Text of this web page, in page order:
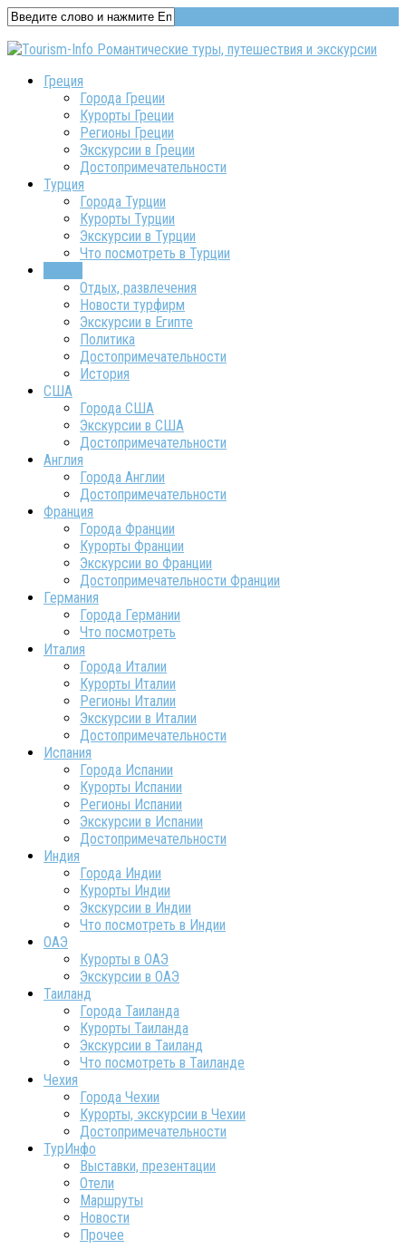
Греция
Города Греции
Курорты Греции
Регионы Греции
Экскурсии в Греции
Достопримечательности
Турция
Города Турции
Курорты Турции
Экскурсии в Турции
Что посмотреть в Турции
Отдых, развлечения
Новости турфирм
Экскурсии в Египте
Политика
Достопримечательности
История
США
Города США
Экскурсии в США
Достопримечательности
Англия
Города Англии
Достопримечательности
Франция
Города Франции
Курорты Франции
Экскурсии во Франции
Достопримечательности Франции
Германия
Города Германии
Что посмотреть
Италия
Города Италии
Курорты Италии
Регионы Италии
Экскурсии в Италии
Достопримечательности
Испания
Города Испании
Курорты Испании
Регионы Испании
Экскурсии в Испании
Достопримечательности
Индия
Города Индии
Курорты Индии
Экскурсии в Индии
Что посмотреть в Индии
ОАЭ
Курорты в ОАЭ
Экскурсии в ОАЭ
Таиланд
Города Таиланда
Курорты Таиланда
Экскурсии в Таиланд
Что посмотреть в Таиланде
Чехия
Города Чехии
Курорты, экскурсии в Чехии
Достопримечательности
ТурИнфо
Выставки, презентации
Отели
Маршруты
Новости
Прочее